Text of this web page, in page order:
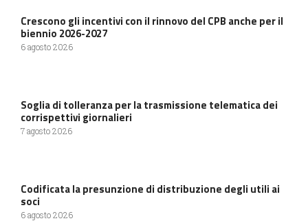
Crescono gli incentivi con il rinnovo del CPB anche per il
biennio 2026-2027
6 agosto 2026
Soglia di tolleranza per la trasmissione telematica dei
corrispettivi giornalieri
7 agosto 2026
Codificata la presunzione di distribuzione degli utili ai
soci
6 agosto 2026